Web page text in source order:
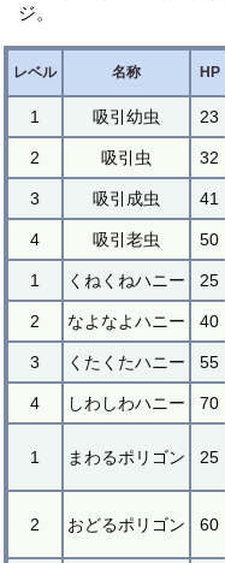
ジ。
レベル 名称 HP
1 吸引幼虫 23
2 吸引虫 32
3 吸引成虫 41
4 吸引老虫 50
1 くねくねハニー 25
2 なよなよハニー 40
3 くたくたハニー 55
4 しわしわハニー 70
1 まわるポリゴン 25
2 おどるポリゴン 60